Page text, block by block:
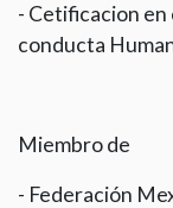
- Cetificacion
conducta
Miembro de
- Federación